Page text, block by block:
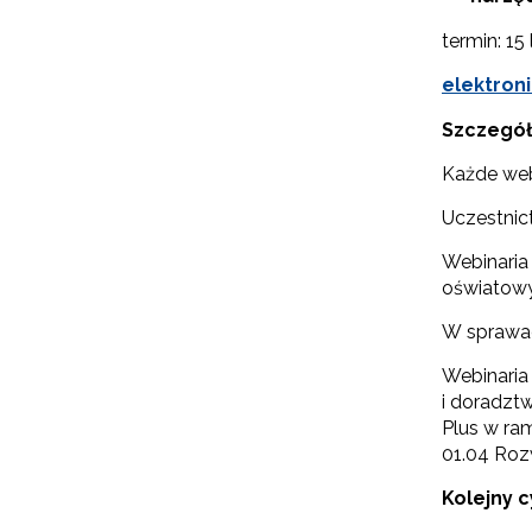
termin: 15
Każde
W
i
Plus w
01.04
Kolejny